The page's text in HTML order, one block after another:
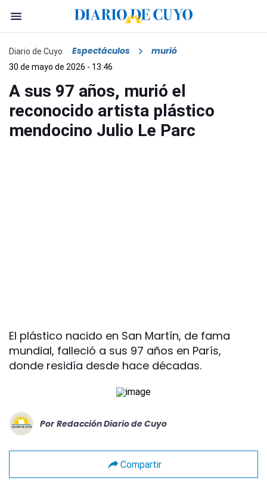
Diario de Cuyo Espectáculos murió
30 de mayo de 2026 - 13:46
A sus 97 años, murió el
reconocido artista plástico
mendocino Julio Le Parc
El plástico nacido en San Martín, de fama
mundial, falleció a sus 97 años en París,
donde residía desde hace décadas.
Por Redacción Diario de Cuyo
Compartir